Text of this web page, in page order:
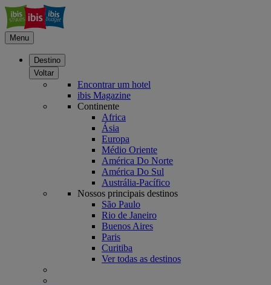
Menu
Destino
Voltar
Encontrar um hotel
ibis Magazine
Continente
Africa
Ásia
Europa
Médio Oriente
América Do Norte
América Do Sul
Austrália-Pacífico
Nossos principais destinos
São Paulo
Rio de Janeiro
Buenos Aires
Paris
Curitiba
Ver todas as destinos